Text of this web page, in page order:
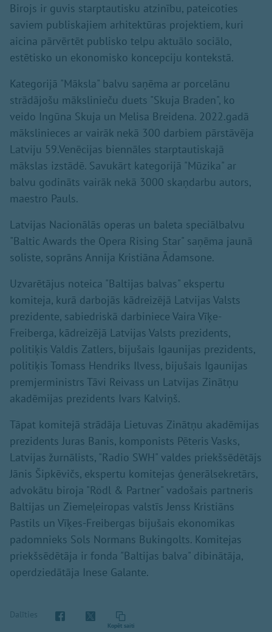
Birojs ir guvis starptautisku atzinību, pateicoties
saviem publiskajiem arhitektūras projektiem, kuri
aicina pārvērtēt publisko telpu aktuālo sociālo,
estētisko un ekonomisko koncepciju kontekstā.
Kategorijā "Māksla" balvu saņēma ar porcelānu
strādājošu mākslinieču duets "Skuja Braden", ko
veido Ingūna Skuja un Melisa Breidena. 2022.gadā
mākslinieces ar vairāk nekā 300 darbiem pārstāvēja
Latviju 59.Venēcijas biennāles starptautiskajā
mākslas izstādē. Savukārt kategorijā "Mūzika" ar
balvu godināts vairāk nekā 3000 skaņdarbu autors,
maestro Pauls.
Latvijas Nacionālās operas un baleta speciālbalvu
"Baltic Awards the Opera Rising Star" saņēma jaunā
soliste, soprāns Annija Kristiāna Ādamsone.
Uzvarētājus noteica "Baltijas balvas" ekspertu
komiteja, kurā darbojās kādreizējā Latvijas Valsts
prezidente, sabiedriskā darbiniece Vaira Vīķe-
Freiberga, kādreizējā Latvijas Valsts prezidents,
politiķis Valdis Zatlers, bijušais Igaunijas prezidents,
politiķis Tomass Hendriks Ilvess, bijušais Igaunijas
premjerministrs Tāvi Reivass un Latvijas Zinātņu
akadēmijas prezidents Ivars Kalviņš.
Tāpat komitejā strādāja Lietuvas Zinātņu akadēmijas
prezidents Juras Banis, komponists Pēteris Vasks,
Latvijas žurnālists, "Radio SWH" valdes priekšsēdētājs
Jānis Šipkēvičs, ekspertu komitejas ģenerālsekretārs,
advokātu biroja "Rödl & Partner" vadošais partneris
Baltijas un Ziemeļeiropas valstīs Jenss Kristiāns
Pastils un Vīķes-Freibergas bijušais ekonomikas
padomnieks Sols Normans Bukingolts. Komitejas
priekšsēdētāja ir fonda "Baltijas balva" dibinātāja,
operdziedātāja Inese Galante.
Dalīties
Kopēt saiti